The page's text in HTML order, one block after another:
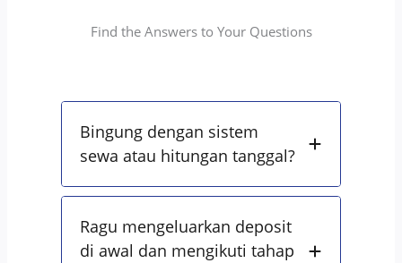
Find the Answers to Your Questions
Bingung dengan sistem
sewa atau hitungan tanggal?
Ragu mengeluarkan deposit
di awal dan mengikuti tahap